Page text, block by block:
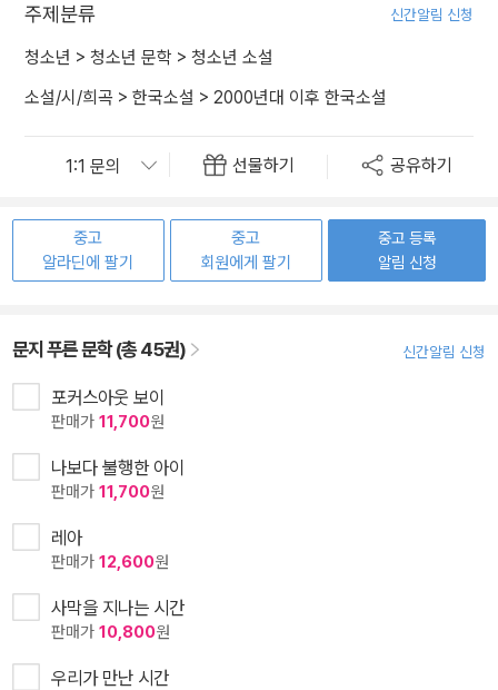
주제분류 신간알림 신청
청소년 > 청소년 문학 > 청소년 소설
소설/시/희곡 > 한국소설 > 2000년대 이후 한국소설
선물하기 공유하기
중고
알라딘에 팔기
중고
회원에게 팔기
중고 등록
알림 신청
문지 푸른 문학 (총 45권) 신간알림 신청
포커스아웃 보이
판매가 11,700원
나보다 불행한 아이
판매가 11,700원
레아
판매가 12,600원
사막을 지나는 시간
판매가 10,800원
우리가 만난 시간